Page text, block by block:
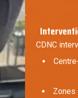
CDNC
Zones